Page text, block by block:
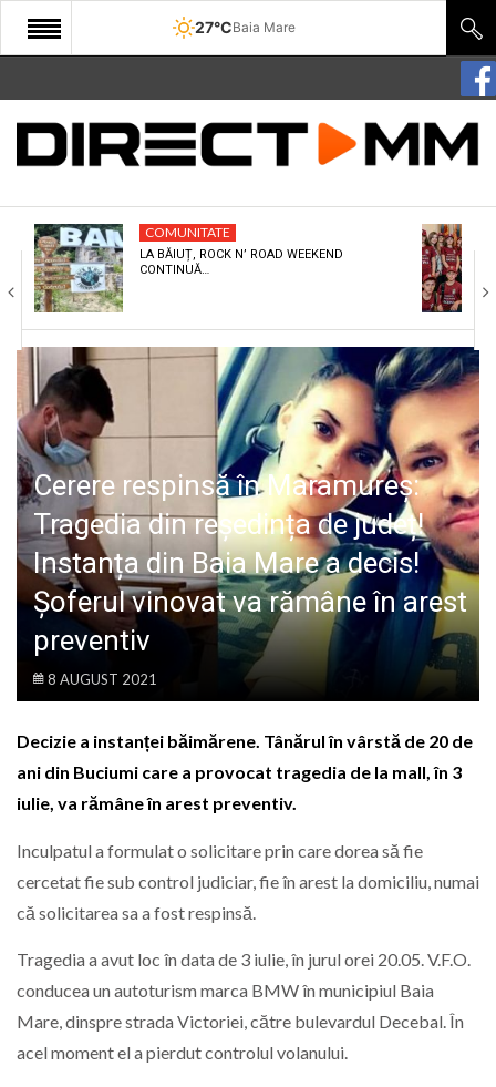
27°CBaia Mare
START
COMUNITATE
CULTURA
ECONOMIE
SANATATE
SPORT
SPECIAL
POLITIC
LIFE
COMUNITATE
LA BĂIUȚ, ROCK N’ ROAD WEEKEND
CONTINUĂ…
Cerere respinsă în Maramureș:
Tragedia din reședința de județ!
Instanța din Baia Mare a decis!
Șoferul vinovat va rămâne în arest
preventiv
8 AUGUST 2021
Decizie a instanței băimărene. Tânărul în vârstă de 20 de
ani din Buciumi care a provocat tragedia de la mall, în 3
iulie, va rămâne în arest preventiv.
Inculpatul a formulat o solicitare prin care dorea să fie
cercetat fie sub control judiciar, fie în arest la domiciliu, numai
că solicitarea sa a fost respinsă.
Tragedia a avut loc în data de 3 iulie, în jurul orei 20.05. V.F.O.
conducea un autoturism marca BMW în municipiul Baia
Mare, dinspre strada Victoriei, către bulevardul Decebal. În
acel moment el a pierdut controlul volanului.